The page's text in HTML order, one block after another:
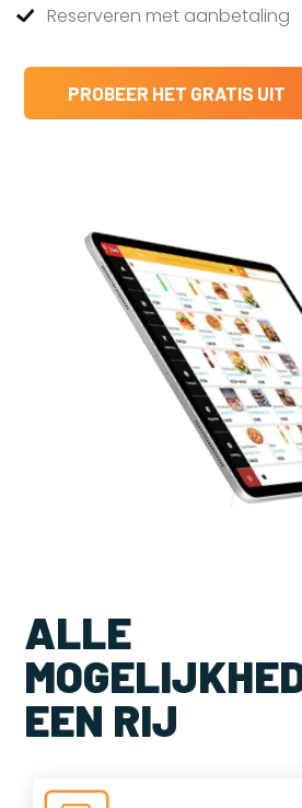
Reserveren met aanbetaling
PROBEER HET GRATIS UIT
ALLE
EEN RIJ